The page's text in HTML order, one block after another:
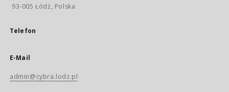
93-005 Łódź, Polska
Telefon
E-Mail
admin@cybra.lodz.pl